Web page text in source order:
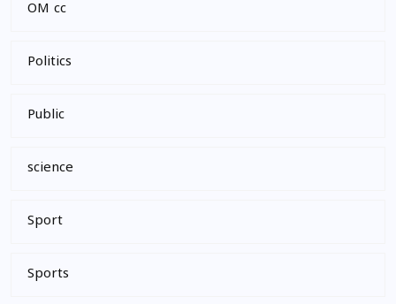
OM cc
Politics
Public
science
Sport
Sports